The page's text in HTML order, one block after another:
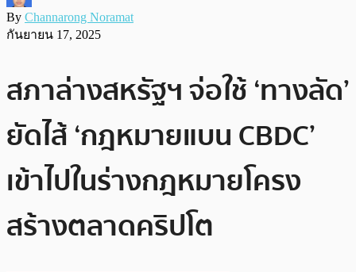
By Channarong Noramat
กันยายน 17, 2025
สภาล่างสหรัฐฯ จ่อใช้ ‘ทางลัด’
ยัดไส้ ‘กฎหมายแบน CBDC’
เข้าไปในร่างกฎหมายโครง
สร้างตลาดคริปโต